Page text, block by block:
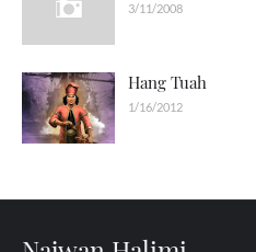
3/11/2008
Hang Tuah
1/16/2012